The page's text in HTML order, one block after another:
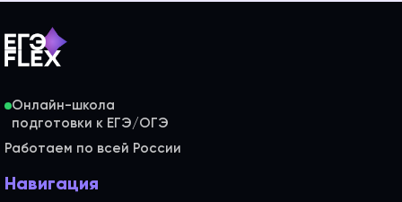
Онлайн-школа
Работаем по всей России
Навигация